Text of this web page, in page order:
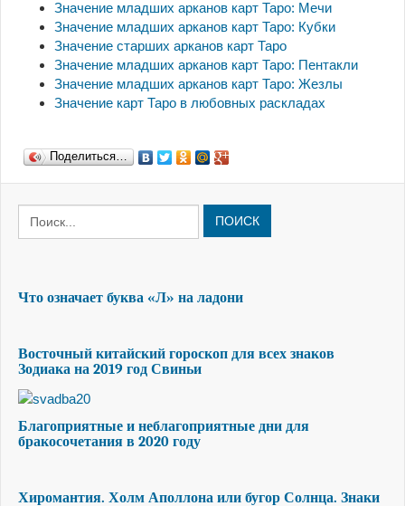
Значение младших арканов карт Таро: Мечи
Значение младших арканов карт Таро: Кубки
Значение старших арканов карт Таро
Значение младших арканов карт Таро: Пентакли
Значение младших арканов карт Таро: Жезлы
Значение карт Таро в любовных раскладах
Поделиться…
ПОИСК
Что означает буква «Л» на ладони
Восточный китайский гороскоп для всех знаков
Зодиака на 2019 год Свиньи
Благоприятные и неблагоприятные дни для
бракосочетания в 2020 году
Хиромантия. Холм Аполлона или бугор Солнца. Знаки